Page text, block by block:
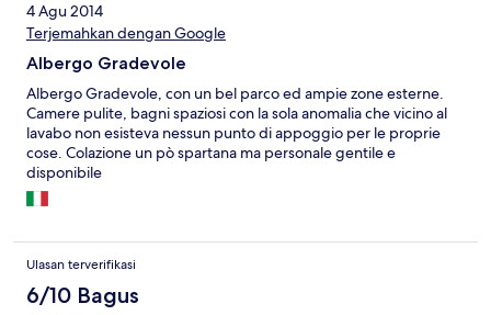
4 Agu 2014
Terjemahkan dengan Google
Albergo Gradevole
Albergo Gradevole, con un bel parco ed ampie zone esterne.
Camere pulite, bagni spaziosi con la sola anomalia che vicino al
lavabo non esisteva nessun punto di appoggio per le proprie
cose. Colazione un pò spartana ma personale gentile e
disponibile
Ulasan terverifikasi
6/10 Bagus